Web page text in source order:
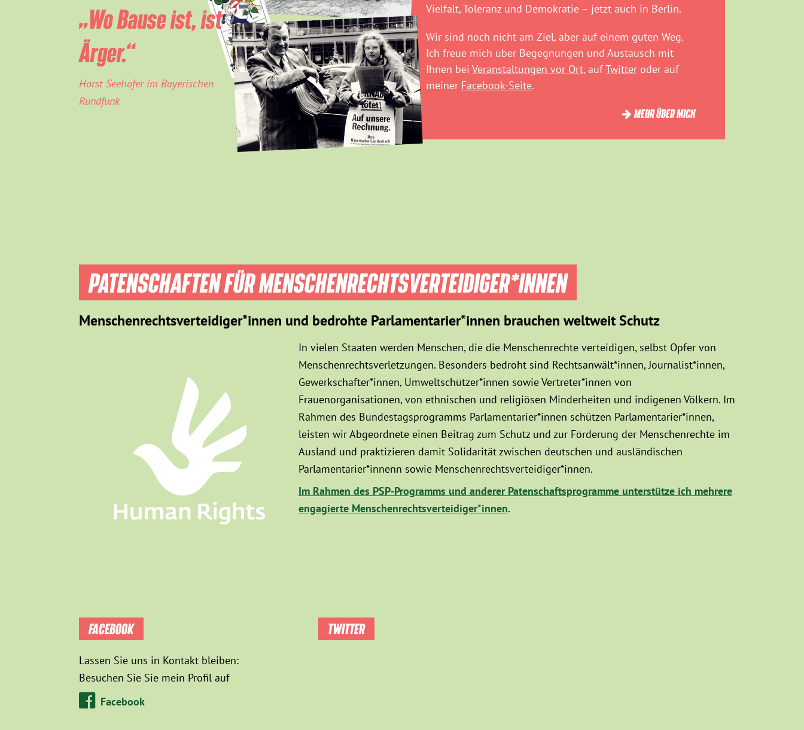
Vielfalt, Toleranz und Demokratie – jetzt auch in Berlin.
Wir sind noch nicht am Ziel, aber auf einem guten Weg.
Ich freue mich über Begegnungen und Austausch mit
Ihnen bei Veranstaltungen vor Ort, aufTwitter oder auf
meiner Facebook-Seite.
MEHR ÜBER MICH
„Wo Bause ist, ist
Ärger.“
Horst Seehofer im Bayerischen
Rundfunk
PATENSCHAFTEN FÜR MENSCHEN­RECHTS­VER­TEIDIGER­*INNEN
Menschenrechtsverteidiger*innen und bedrohte Parlamentarier*innen brauchen weltweit Schutz
In vielen Staaten werden Menschen, die die Menschenrechte verteidigen, selbst Opfer von
Menschenrechtsverletzungen. Besonders bedroht sind Rechtsanwält*innen, Journalist*innen,
Gewerkschafter*innen, Umweltschützer*innen sowie Vertreter*innen von
Frauenorganisationen, von ethnischen und religiösen Minderheiten und indigenen Völkern. Im
Rahmen des Bundestagsprogramms Parlamentarier*innen schützen Parlamentarier*innen,
leisten wir Abgeordnete einen Beitrag zum Schutz und zur Förderung der Menschenrechte im
Ausland und praktizieren damit Solidarität zwischen deutschen und ausländischen
Parlamentarier*innenn sowie Menschenrechtsverteidiger*innen.
Im Rahmen des PSP-Programms und anderer Patenschaftsprogramme unterstütze ich mehrere
engagierte Menschenrechtsverteidiger*innen.
FACEBOOK
Lassen Sie uns in Kontakt bleiben:
Besuchen Sie Sie mein Profil auf
Facebook
TWITTER